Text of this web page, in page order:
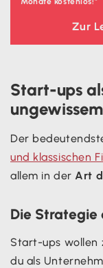
Zur
Start-ups
Der
und klassischen
allem in derArt
Die
Start-ups wollen
du als